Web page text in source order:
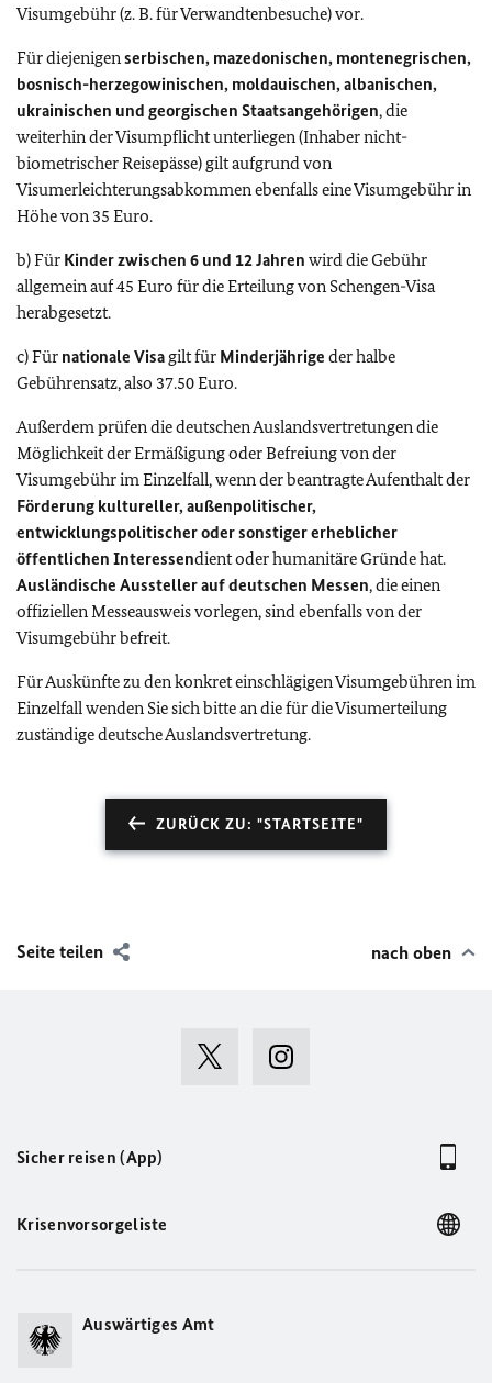
Visumgebühr (z. B. für Verwandtenbesuche) vor.
Für diejenigen serbischen, mazedonischen, montenegrischen,
bosnisch-herzegowinischen, moldauischen, albanischen,
ukrainischen und georgischen Staatsangehörigen, die
weiterhin der Visumpflicht unterliegen (Inhaber nicht-
biometrischer Reisepässe) gilt aufgrund von
Visumerleichterungsabkommen ebenfalls eine Visumgebühr in
Höhe von 35 Euro.
b) Für Kinder zwischen 6 und 12 Jahren wird die Gebühr
allgemein auf 45 Euro für die Erteilung von Schengen-Visa
herabgesetzt.
c) Für nationale Visa gilt für Minderjährige der halbe
Gebührensatz, also 37.50 Euro.
Außerdem prüfen die deutschen Auslandsvertretungen die
Möglichkeit der Ermäßigung oder Befreiung von der
Visumgebühr im Einzelfall, wenn der beantragte Aufenthalt der
Förderung kultureller, außenpolitischer,
entwicklungspolitischer oder sonstiger erheblicher
öffentlichen Interessendient oder humanitäre Gründe hat.
Ausländische Aussteller auf deutschen Messen, die einen
offiziellen Messeausweis vorlegen, sind ebenfalls von der
Visumgebühr befreit.
Für Auskünfte zu den konkret einschlägigen Visumgebühren im
Einzelfall wenden Sie sich bitte an die für die Visumerteilung
zuständige deutsche Auslandsvertretung.
ZURÜCK ZU: "STARTSEITE"
Seite teilen nach oben
Sicher reisen (App)
Krisenvorsorgeliste
Auswärtiges Amt